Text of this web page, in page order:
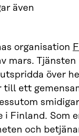
även
organisation
mars. Tjänsten
över
till ett
Finland. Som
och